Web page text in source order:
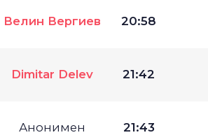
Велин Вергиев 20:58
Dimitar Delev 21:42
Анонимен 21:43